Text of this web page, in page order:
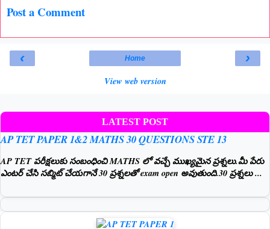
Post a Comment
‹ ›
Home
View web version
LATEST POST
AP TET PAPER 1&2 MATHS 30 QUESTIONS STE 13
AP TET పరీక్షలుకు సంబంధించి MATHS లో వచ్చే ముఖ్యమైన ప్రశ్నలు.మీ పేరు
ఎంటర్ చేసి సబ్మిట్ చేయగానే 30 ప్రశ్నలతో exam open అవుతుంది.30 ప్రశ్నలు ...